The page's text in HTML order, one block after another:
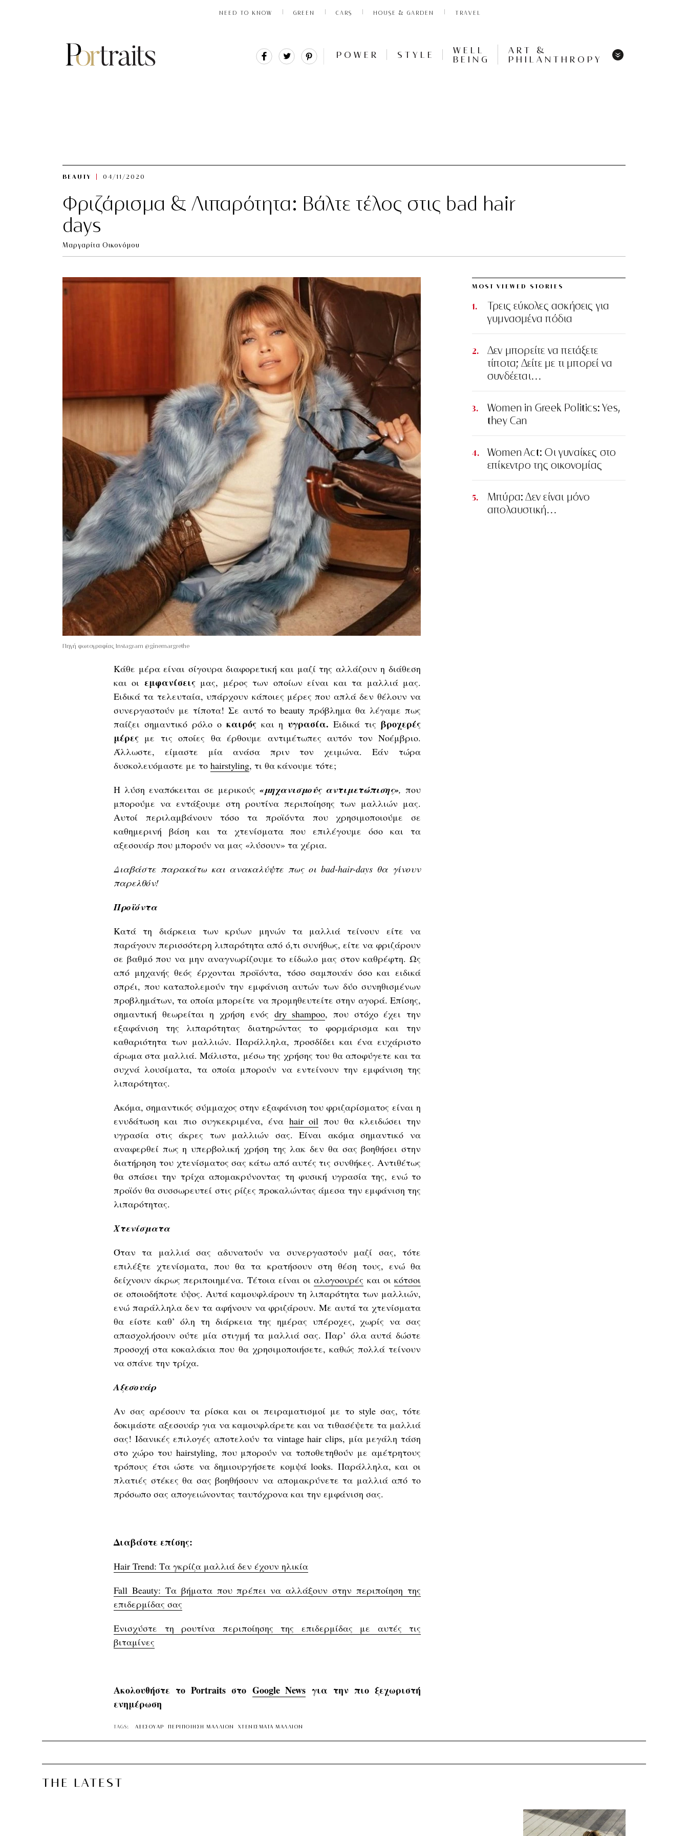
NEED TO KNOW GREEN CARS HOUSE & GARDEN TRAVEL
Share Tweet POWER STYLE
WELL
BEING
ART &
PHILANTHROPY
BEAUTY 04/11/2020
Φριζάρισμα & Λιπαρότητα: Βάλτε τέλος στις bad hair
days
Μαργαρίτα Οικονόμου
Πηγή φωτογραφίας Instagram @ginemargrethe
Κάθε μέρα είναι σίγουρα διαφορετική και μαζί της αλλάζουν η διάθεση
και οι εμφανίσειςμας, μέρος των οποίων είναι και τα μαλλιά μας.
Ειδικά τα τελευταία, υπάρχουν κάποιες μέρες που απλά δεν θέλουν να
συνεργαστούν με τίποτα! Σε αυτό το beauty πρόβλημα θα λέγαμε πως
παίζει σημαντικό ρόλο οκαιρόςκαι η υγρασία.Ειδικά τιςβροχερές
μέρες με τις οποίες θα έρθουμε αντιμέτωπες αυτόν τον Νοέμβριο.
Άλλωστε, είμαστε μία ανάσα πριν τον χειμώνα. Εάν τώρα
δυσκολευόμαστε με το hairstyling, τι θα κάνουμε τότε;
Η λύση εναπόκειται σε μερικούς «μηχανισμούς αντιμετώπισης», που
μπορούμε να εντάξουμε στη ρουτίνα περιποίησης των μαλλιών μας.
Αυτοί περιλαμβάνουν τόσο τα προϊόντα που χρησιμοποιούμε σε
καθημερινή βάση και τα χτενίσματα που επιλέγουμε όσο και τα
αξεσουάρ που μπορούν να μας «λύσουν» τα χέρια.
Διαβάστε παρακάτω και ανακαλύψτε πως οι bad-hair-days θα γίνουν
παρελθόν!
Προϊόντα
Κατά τη διάρκεια των κρύων μηνών τα μαλλιά τείνουν είτε να
παράγουν περισσότερη λιπαρότητα από ό,τι συνήθως, είτε να φριζάρουν
σε βαθμό που να μην αναγνωρίζουμε το είδωλο μας στον καθρέφτη. Ως
από μηχανής θεός έρχονται προϊόντα, τόσο σαμπουάν όσο και ειδικά
σπρέι, που καταπολεμούν την εμφάνιση αυτών των δύο συνηθισμένων
προβλημάτων, τα οποία μπορείτε να προμηθευτείτε στην αγορά. Επίσης,
σημαντική θεωρείται η χρήση ενός dry shampoo, που στόχο έχει την
εξαφάνιση της λιπαρότητας διατηρώντας το φορμάρισμα και την
καθαριότητα των μαλλιών. Παράλληλα, προσδίδει και ένα ευχάριστο
άρωμα στα μαλλιά. Μάλιστα, μέσω της χρήσης του θα αποφύγετε και τα
συχνά λουσίματα, τα οποία μπορούν να εντείνουν την εμφάνιση της
λιπαρότητας.
Ακόμα, σημαντικός σύμμαχος στην εξαφάνιση του φριζαρίσματος είναι η
ενυδάτωση και πιο συγκεκριμένα, ένα hair oilπου θα κλειδώσει την
υγρασία στις άκρες των μαλλιών σας. Είναι ακόμα σημαντικό να
αναφερθεί πως η υπερβολική χρήση της λακ δεν θα σας βοηθήσει στην
διατήρηση του χτενίσματος σας κάτω από αυτές τις συνθήκες. Αντιθέτως
θα σπάσει την τρίχα απομακρύνοντας τη φυσική υγρασία της, ενώ το
προϊόν θα συσσωρευτεί στις ρίζες προκαλώντας άμεσα την εμφάνιση της
λιπαρότητας.
Χτενίσματα
Όταν τα μαλλιά σας αδυνατούν να συνεργαστούν μαζί σας, τότε
επιλέξτε χτενίσματα, που θα τα κρατήσουν στη θέση τους, ενώ θα
δείχνουν άκρως περιποιημένα. Τέτοια είναι οιαλογοουρές και οικότσοι
σε οποιοδήποτε ύψος. Αυτά καμουφλάρουν τη λιπαρότητα των μαλλιών,
ενώ παράλληλα δεν τα αφήνουν να φριζάρουν. Με αυτά τα χτενίσματα
θα είστε καθ’ όλη τη διάρκεια της ημέρας υπέροχες, χωρίς να σας
απασχολήσουν ούτε μία στιγμή τα μαλλιά σας. Παρ’ όλα αυτά δώστε
προσοχή στα κοκαλάκια που θα χρησιμοποιήσετε, καθώς πολλά τείνουν
να σπάνε την τρίχα.
Αξεσουάρ
Αν σας αρέσουν τα ρίσκα και οι πειραματισμοί με το style σας, τότε
δοκιμάστε αξεσουάρ για να καμουφλάρετε και να τιθασέψετε τα μαλλιά
σας! Ιδανικές επιλογές αποτελούν τα vintage hair clips, μία μεγάλη τάση
στο χώρο του hairstyling, που μπορούν να τοποθετηθούν με αμέτρητους
τρόπους έτσι ώστε να δημιουργήσετε κομψά looks. Παράλληλα, και οι
πλατιές στέκες θα σας βοηθήσουν να απομακρύνετε τα μαλλιά από το
πρόσωπο σας απογειώνοντας ταυτόχρονα και την εμφάνιση σας.
Διαβάστε επίσης:
Hair Trend: Τα γκρίζα μαλλιά δεν έχουν ηλικία
Fall Beauty: Τα βήματα που πρέπει να αλλάξουν στην περιποίηση της
επιδερμίδας σας
Ενισχύστε τη ρουτίνα περιποίησης της επιδερμίδας με αυτές τις
βιταμίνες
Ακολουθήστε το Portraits στο Google News για την πιο ξεχωριστή
ενημέρωση
TAGS: ΑΞΕΣΟΥΑΡ ΠΕΡΙΠΟΙΗΣΗ ΜΑΛΛΙΩΝ ΧΤΕΝΙΣΜΑΤΑ ΜΑΛΛΙΩΝ
MOST VIEWED STORIES
Τρεις εύκολες ασκήσεις για
γυμνασμένα πόδια
Δεν μπορείτε να πετάξετε
τίποτα; Δείτε με τι μπορεί να
συνδέεται…
Women in Greek Politics: Yes,
they Can
Women Act: Οι γυναίκες στο
επίκεντρο της οικονομίας
Μπύρα: Δεν είναι μόνο
απολαυστική…
THE LATEST